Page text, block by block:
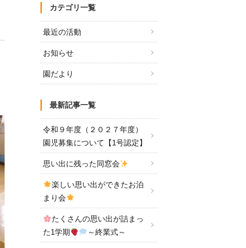
カテゴリ一覧
最近の活動
お知らせ
園だより
最新記事一覧
令和９年度（２０２７年度）
園児募集について【1号認定】
思い出に残った同窓会
楽しい思い出ができたお泊
まり会
たくさんの思い出が詰まっ
た1学期
～終業式～